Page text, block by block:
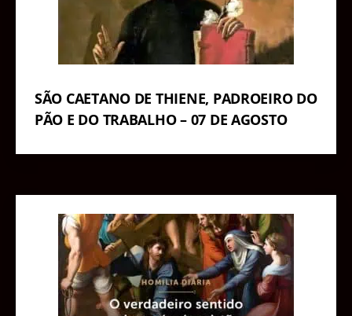
SÃO CAETANO DE THIENE, PADROEIRO DO
PÃO E DO TRABALHO – 07 DE AGOSTO